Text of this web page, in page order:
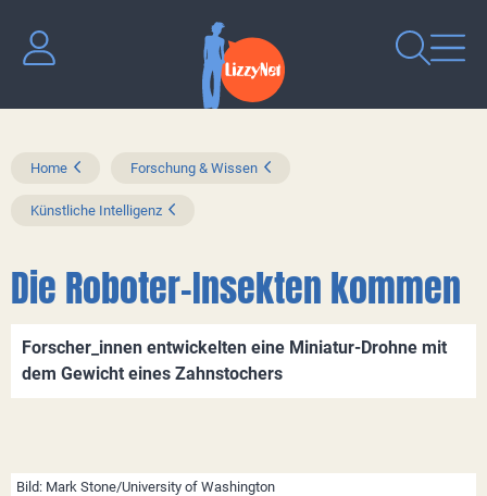
Home Forschung & Wissen
Künstliche Intelligenz
Die Roboter-Insekten kommen
Forscher_innen entwickelten eine Miniatur-Drohne mit
dem Gewicht eines Zahnstochers
Bild: Mark Stone/University of Washington